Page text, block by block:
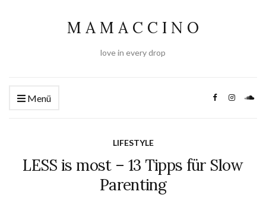
M A M A C C I N O
love in every drop
Menü
LIFESTYLE
LESS is most – 13 Tipps für Slow
Parenting